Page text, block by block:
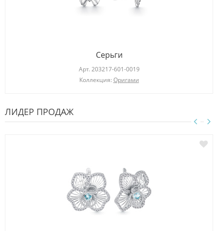
Серьги
Арт. 203217-601-0019
Коллекция: Оригами
ЛИДЕР ПРОДАЖ